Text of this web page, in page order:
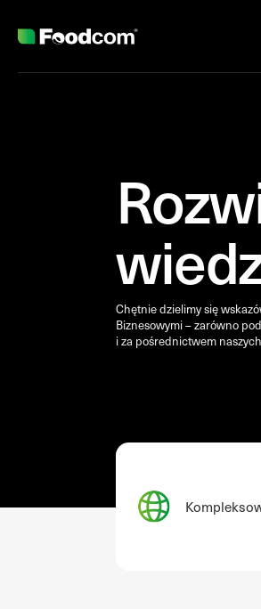
Chętnie dzielimy się
Biznesowymi – zarówno
i za pośrednictwem